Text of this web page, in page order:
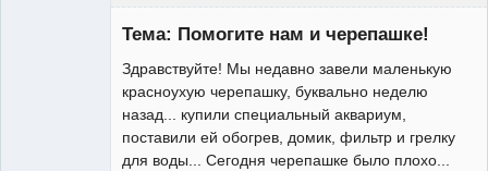
Зарегистрированный
Тема: Помогите нам и черепашке!
Здравствуйте! Мы недавно завели маленькую
красноухую черепашку, буквально неделю
назад... купили специальный аквариум,
поставили ей обогрев, домик, фильтр и грелку
для воды... Сегодня черепашке было плохо...